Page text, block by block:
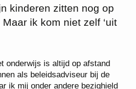
kinderen zitten nog op
ik kom niet zelf ‘uit
onderwijs is altijd op afstand
als beleidsadviseur bij de
ik mij onder andere bezighield